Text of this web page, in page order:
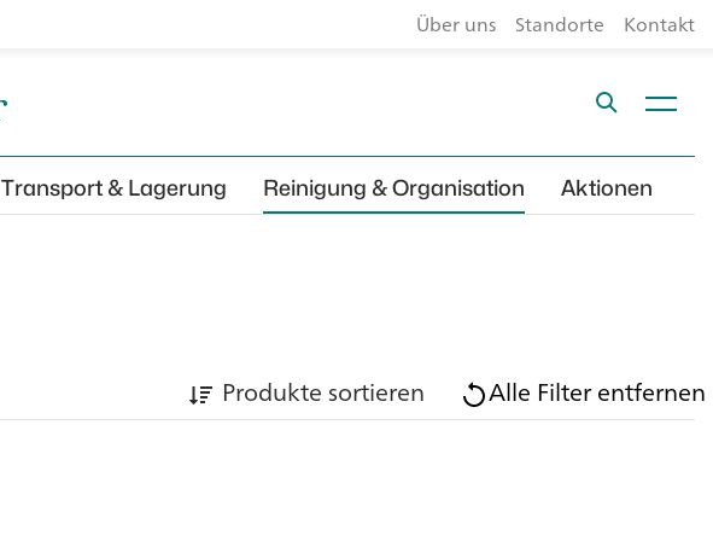
Über uns Standorte Kontakt
Transport & Lagerung Reinigung & Organisation Aktionen
Produkte sortieren Alle Filter entfernen